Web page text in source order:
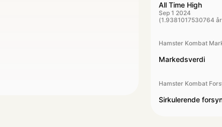
All Time High
Sep 1 2024
(1.9381017530764
Hamster Kombat
Markedsverdi
Hamster Kombat
Sirkulerende